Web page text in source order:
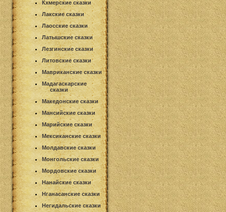
Кхмерские сказки
Лакские сказки
Лаосские сказки
Латышские сказки
Лезгинские сказки
Литовские сказки
Мавриканские сказки
Мадагаскарские
сказки
Македонские сказки
Мансийские сказки
Марийские сказки
Мексиканские сказки
Молдавские сказки
Монгольские сказки
Мордовские сказки
Нанайские сказки
Нганасанские сказки
Негидальские сказки